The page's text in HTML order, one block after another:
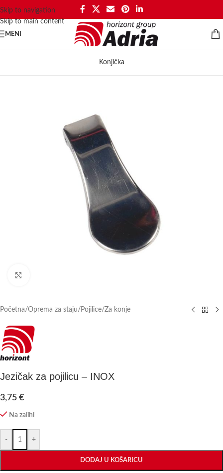
Skip to navigation
Skip to main content
MENI
Konjička
Početna/Oprema za staju/ Pojilice/Za konje
Jezičak za pojilicu – INOX
3,75 €
Na zalihi
- +
DODAJ U KOŠARICU